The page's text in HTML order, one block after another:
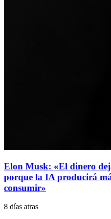
Elon Musk: «El dinero
porque la IA producirá
consumir»
8 días atras